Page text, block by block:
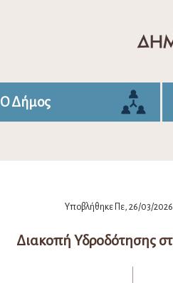
Ο Δήμος
Υποβλήθηκε Πε, 26/03/
Διακοπή Υδροδότησης